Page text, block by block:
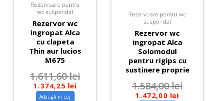
Rezervoare pentru
wc suspendat
Rezervor wc
ingropat Alca
cu clapeta
Thin aur lucios
M675
1.611,60lei
1.374,25 lei
Adaugă în coș
Rezervoare pentru wc
suspendat
Rezervor wc
ingropat Alca
Solomodul
pentru rigips cu
sustinere proprie
1.584,00lei
1.472,00 lei